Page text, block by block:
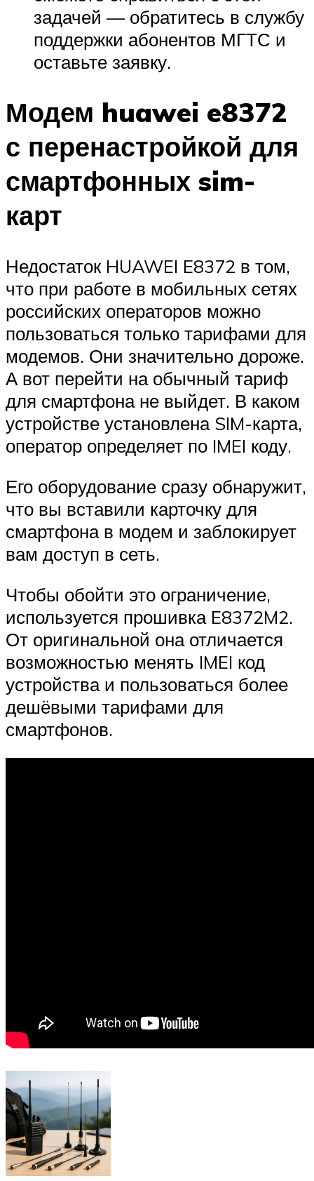
задачей — обратитесь в службу
поддержки абонентов МГТС и
оставьте заявку.
Модем huawei e8372
с перенастройкой для
смартфонных sim-
карт
Недостаток HUAWEI E8372 в том,
что при работе в мобильных сетях
российских операторов можно
пользоваться только тарифами для
модемов. Они значительно дороже.
А вот перейти на обычный тариф
для смартфона не выйдет. В каком
устройстве установлена SIM-карта,
оператор определяет по IMEI коду.
Его оборудование сразу обнаружит,
что вы вставили карточку для
смартфона в модем и заблокирует
вам доступ в сеть.
Чтобы обойти это ограничение,
используется прошивка E8372M2.
От оригинальной она отличается
возможностью менять IMEI код
устройства и пользоваться более
дешёвыми тарифами для
смартфонов.